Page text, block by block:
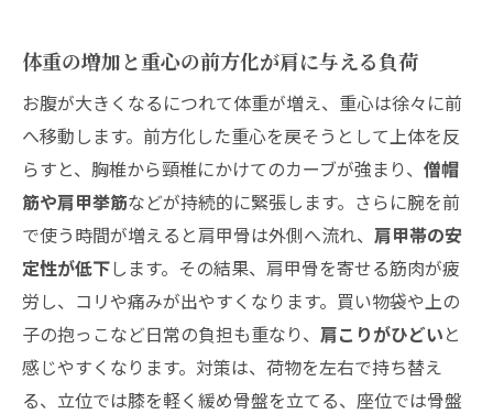
妊娠初期と妊娠後期で変わる！妊婦の肩こり対
策のベストアイデア
妊娠初期は無理をせず生活習慣の調整から
スタート
妊娠後期は姿勢の安定と寝具の見直しで快
適に
妊婦の肩こりを軽減したい！日常の姿勢や仕
事・家事で取り入れる工夫
座るときと立つときの姿勢改善ポイントで
毎日ラクに
体重の増加と重心の前方化が肩に与える負荷
お腹が大きくなるにつれて体重が増え、重心は徐々に前
へ移動します。前方化した重心を戻そうとして上体を反
らすと、胸椎から頸椎にかけてのカーブが強まり、 僧帽
筋や肩甲挙筋などが持続的に緊張します。さらに腕を前
で使う時間が増えると肩甲骨は外側へ流れ、 肩甲帯の安
定性が低下します。その結果、肩甲骨を寄せる筋肉が疲
労し、コリや痛みが出やすくなります。買い物袋や上の
子の抱っこなど日常の負担も重なり、 肩こりがひどいと
感じやすくなります。対策は、荷物を左右で持ち替え
る、立位では膝を軽く緩め骨盤を立てる、座位では骨盤